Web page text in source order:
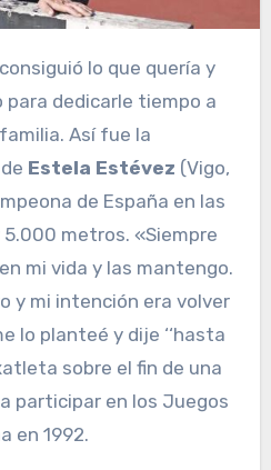
dedicarle tiempo a
Así fue la
Estela Estévez (Vigo,
de España en las
metros. «Siempre
mi vida y las mantengo.
y mi intención era volver
lo planteé y dije ‘‘hasta
sobre el fin de una
participar en los Juegos
en 1992.